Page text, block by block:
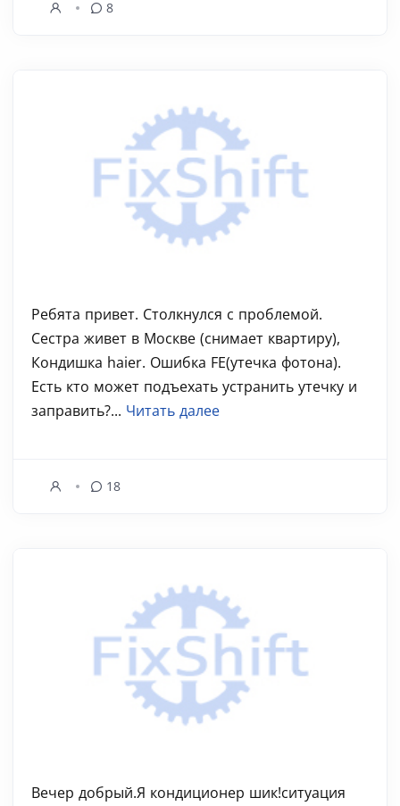
8
Ребята привет. Столкнулся с проблемой.
Сестра живет в Москве (снимает квартиру),
Кондишка haier. Ошибка FE(утечка фотона).
Есть кто может подъехать устранить утечку и
заправить?... Читать далее
18
Вечер добрый.Я кондиционер шик!ситуация